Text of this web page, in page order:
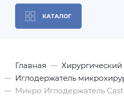
КАТАЛОГ
Главная
Иглодержатель
Микро Иглодержатель